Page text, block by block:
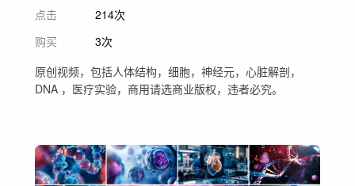
点击
214次
购买
3次
原创视频，包括人体结构，细胞，神经元，心脏解剖，
DNA ，医疗实验，商用请选商业版权，违者必究。